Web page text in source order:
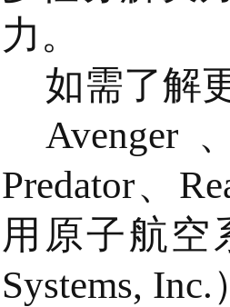
力。
如需了解
Avenger
Predator、
用原子航空
Systems,